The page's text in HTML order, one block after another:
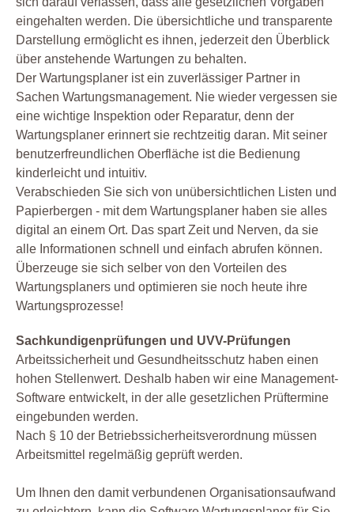
eingehalten werden. Die übersichtliche und transparente
Darstellung ermöglicht es ihnen, jederzeit den Überblick
über anstehende Wartungen zu behalten.
Der Wartungsplaner ist ein zuverlässiger Partner in
Sachen Wartungsmanagement. Nie wieder vergessen sie
eine wichtige Inspektion oder Reparatur, denn der
Wartungsplaner erinnert sie rechtzeitig daran. Mit seiner
benutzerfreundlichen Oberfläche ist die Bedienung
kinderleicht und intuitiv.
Verabschieden Sie sich von unübersichtlichen Listen und
Papierbergen - mit dem Wartungsplaner haben sie alles
digital an einem Ort. Das spart Zeit und Nerven, da sie
alle Informationen schnell und einfach abrufen können.
Überzeuge sie sich selber von den Vorteilen des
Wartungsplaners und optimieren sie noch heute ihre
Wartungsprozesse!
Sachkundigenprüfungen und UVV-Prüfungen
Arbeitssicherheit und Gesundheitsschutz haben einen
hohen Stellenwert. Deshalb haben wir eine Management-
Software entwickelt, in der alle gesetzlichen Prüftermine
eingebunden werden.
Nach § 10 der Betriebssicherheitsverordnung müssen
Arbeitsmittel regelmäßig geprüft werden.
Um Ihnen den damit verbundenen Organisationsaufwand